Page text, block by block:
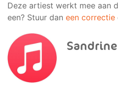
Deze artiest werkt mee aan
een? Stuur dan een correctie
Sandrine